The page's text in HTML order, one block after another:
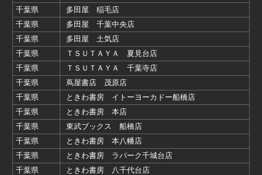
千葉県
多田屋 稲毛店
千葉県
多田屋 千葉中央店
千葉県
多田屋 土気店
千葉県
ＴＳＵＴＡＹＡ 夏見台店
千葉県
ＴＳＵＴＡＹＡ 千葉寺店
千葉県
蔦屋書店 茂原店
千葉県
ときわ書房 イトーヨーカドー船橋店
千葉県
ときわ書房 本店
千葉県
東武ブックス 船橋店
千葉県
ときわ書房 本八幡店
千葉県
ときわ書房 ラパーク千城台店
千葉県
ときわ書房 八千代台店